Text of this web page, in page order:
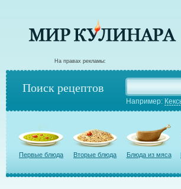
На правах рекламы:
Поиск рецептов
Например:
Первые блюда Вторые блюда Блюда из мяса